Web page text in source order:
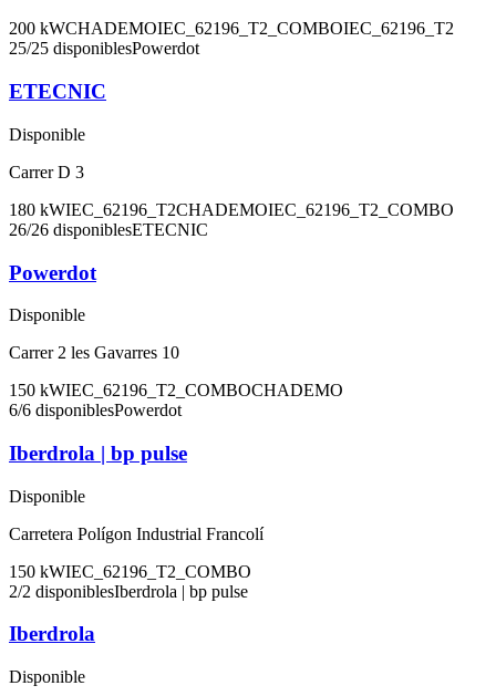
200 kWCHADEMOIEC_62196_T2_COMBOIEC_62196_T2
25/25 disponiblesPowerdot
ETECNIC
Disponible
Carrer D 3
180 kWIEC_62196_T2CHADEMOIEC_62196_T2_COMBO
26/26 disponiblesETECNIC
Powerdot
Disponible
Carrer 2 les Gavarres 10
150 kWIEC_62196_T2_COMBOCHADEMO
6/6 disponiblesPowerdot
Iberdrola | bp pulse
Disponible
Carretera Polígon Industrial Francolí
150 kWIEC_62196_T2_COMBO
2/2 disponiblesIberdrola | bp pulse
Iberdrola
Disponible